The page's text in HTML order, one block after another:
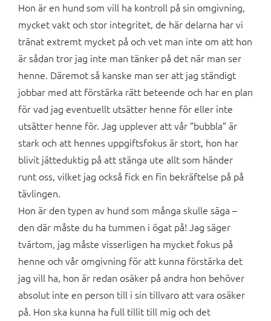
Hon är en hund som vill ha kontroll på sin omgivning,
mycket vakt och stor integritet, de här delarna har vi
tränat extremt mycket på och vet man inte om att hon
är sådan tror jag inte man tänker på det när man ser
henne. Däremot så kanske man ser att jag ständigt
jobbar med att förstärka rätt beteende och har en plan
för vad jag eventuellt utsätter henne för eller inte
utsätter henne för. Jag upplever att vår ”bubbla” är
stark och att hennes uppgiftsfokus är stort, hon har
blivit jätteduktig på att stänga ute allt som händer
runt oss, vilket jag också fick en fin bekräftelse på på
tävlingen.
Hon är den typen av hund som många skulle säga –
den där måste du ha tummen i ögat på! Jag säger
tvärtom, jag måste visserligen ha mycket fokus på
henne och vår omgivning för att kunna förstärka det
jag vill ha, hon är redan osäker på andra hon behöver
absolut inte en person till i sin tillvaro att vara osäker
på. Hon ska kunna ha full tillit till mig och det